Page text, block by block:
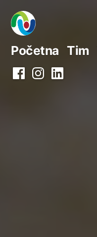
Preskoči
sadržaj
Početna Tim
FacebookInstagramLinkedIn